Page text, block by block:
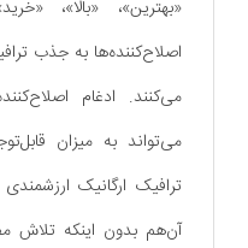
«بهترین»، «بالا»،
اصلاح‌کننده‌ها به جذب
می‌کنند. ادغام
می‌تواند به میزان
ترافیک ارگانیک
آن‌هم بدون اینکه تلاش